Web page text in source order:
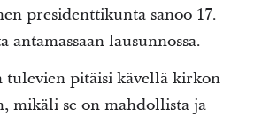
presidenttikunta sanoo 17.
antamassaan lausunnossa.
tulevien pitäisi kävellä kirkon
mikäli se on mahdollista ja